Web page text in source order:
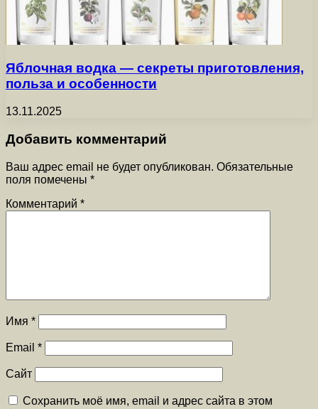
Яблочная водка — секреты приготовления,
польза и особенности
13.11.2025
Добавить комментарий
Ваш адрес email не будет опубликован. Обязательные
поля помечены *
Комментарий *
Имя *
Email *
Сайт
Сохранить моё имя, email и адрес сайта в этом